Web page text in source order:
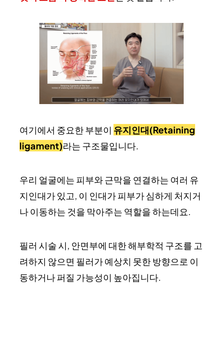
여기에서 중요한 부분이 유지인대(Retaining
ligament)라는 구조물입니다.
우리 얼굴에는 피부와 근막을 연결하는 여러 유
지인대가 있고, 이 인대가 피부가 심하게 처지거
나 이동하는 것을 막아주는 역할을 하는데요.
필러 시술 시, 안면부에 대한 해부학적 구조를 고
려하지 않으면 필러가 예상치 못한 방향으로 이
동하거나 퍼질 가능성이 높아집니다.